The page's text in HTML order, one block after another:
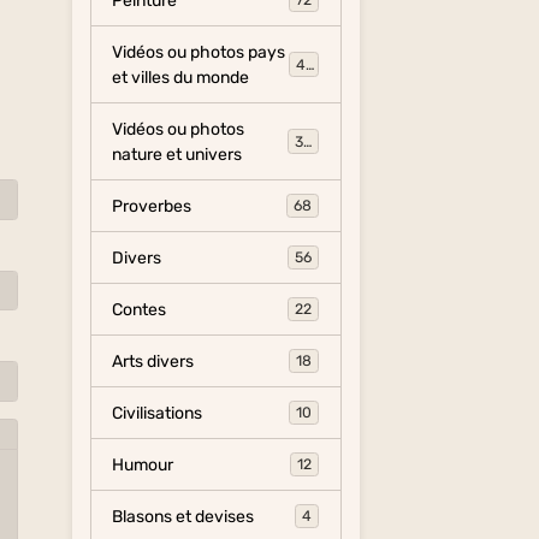
Vidéos ou photos pays
et villes du monde
454
Vidéos ou photos
nature et univers
325
Proverbes 68
Divers 56
Contes 22
Arts divers 18
Civilisations 10
Humour 12
Blasons et devises 4